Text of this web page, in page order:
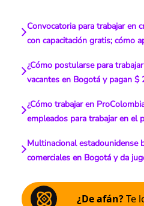
Convocatoria para trabajar en
con capacitación gratis; cómo
¿Cómo postularse para
vacantes en Bogotá y pagan $
¿Cómo trabajar en
empleados para trabajar en el
Multinacional estadounidense
comerciales en Bogotá y da
¿De afán?Te